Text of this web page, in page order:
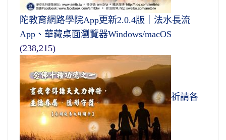
陀教育網路學院App更新2.0.4版｜法水長流
App、華藏桌面瀏覽器Windows/macOS
(238,215)
祈請各